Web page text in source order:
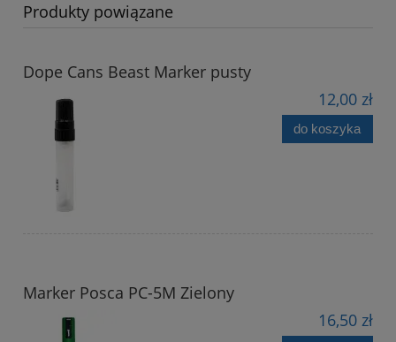
Produkty powiązane
Dope Cans Beast Marker pusty
12,00 zł
do koszyka
Marker Posca PC-5M Zielony
16,50 zł